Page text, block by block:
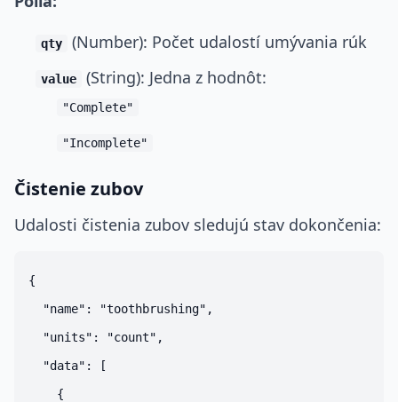
qty (Number): Počet udalostí umývania rúk
value (String): Jedna z hodnôt:
"Complete"
"Incomplete"
Čistenie zubov
Udalosti čistenia zubov sledujú stav dokončenia:
{
  "name": "toothbrushing",
  "units": "count",
  "data": [
    {